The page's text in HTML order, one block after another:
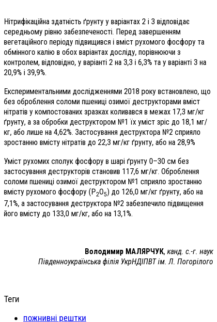
Нітрифікаційна здатність ґрунту у варіантах 2 і 3 відповідає
середньому рівню забезпеченості. Перед завершенням
вегетаційного періоду підвищився і вміст рухомого фосфору та
обмінного калію в обох варіантах досліду, порівнюючи з
контролем, відповідно, у варіанті 2 на 3,3 і 6,3% та у варіанті 3 на
20,9% і 39,9%.
Експериментальними дослідженнями 2018 року встановлено, що
без оброблення соломи пшениці озимої деструкторами вміст
нітратів у компостованих зразках коливався в межах 17,3 мг/кг
ґрунту, а за обробки деструктором №1 їх уміст зріс до 18,1 мг/
кг, або лише на 4,62%. Застосування деструктора №2 сприяло
зростанню вмісту нітратів до 22,3 мг/кг ґрунту, або на 28,9%
Уміст рухомих сполук фосфору в шарі ґрунту 0–30 см без
застосування деструкторів становив 117,6 мг/кг. Оброб­лення
соломи пшениці озимої деструктором №1 сприяло зростанню
вмісту рухомого фосфору (Р2О5) до 126,0 мг/кг ґрунту, або на
7,1%, а застосування деструктора №2 забезпечило підвищення
його вмісту до 133,0 мг/кг, або на 13,1%.
Володимир МАЛЯРЧУК, канд. с.-г. наук
Південноукраїнська філія УкрНДІПВТ ім. Л. Погорілого
Теги
пожнивні рештки